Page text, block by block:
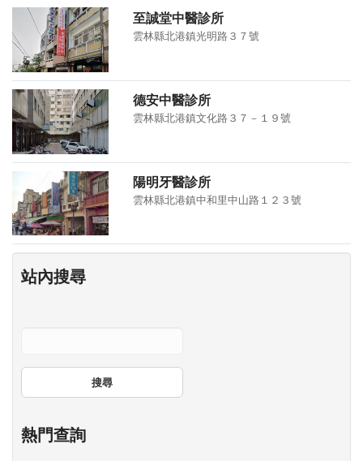
至誠堂中醫診所
雲林縣北港鎮光明路３７號
德安中醫診所
雲林縣北港鎮文化路３７－１９號
陽明牙醫診所
雲林縣北港鎮中和里中山路１２３號
站內搜尋
搜尋
熱門查詢